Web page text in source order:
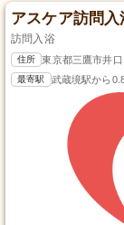
アスケア訪問
訪問入浴
住所 東京都三鷹市井
最寄駅 武蔵境駅から